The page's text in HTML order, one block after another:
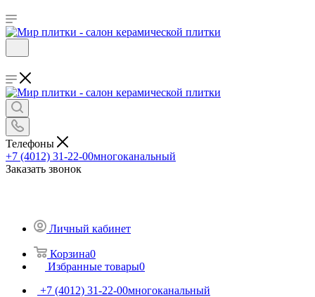
Телефоны
+7 (4012) 31-22-00многоканальный
Заказать звонок
Личный кабинет
Корзина0
Избранные товары0
+7 (4012) 31-22-00многоканальный